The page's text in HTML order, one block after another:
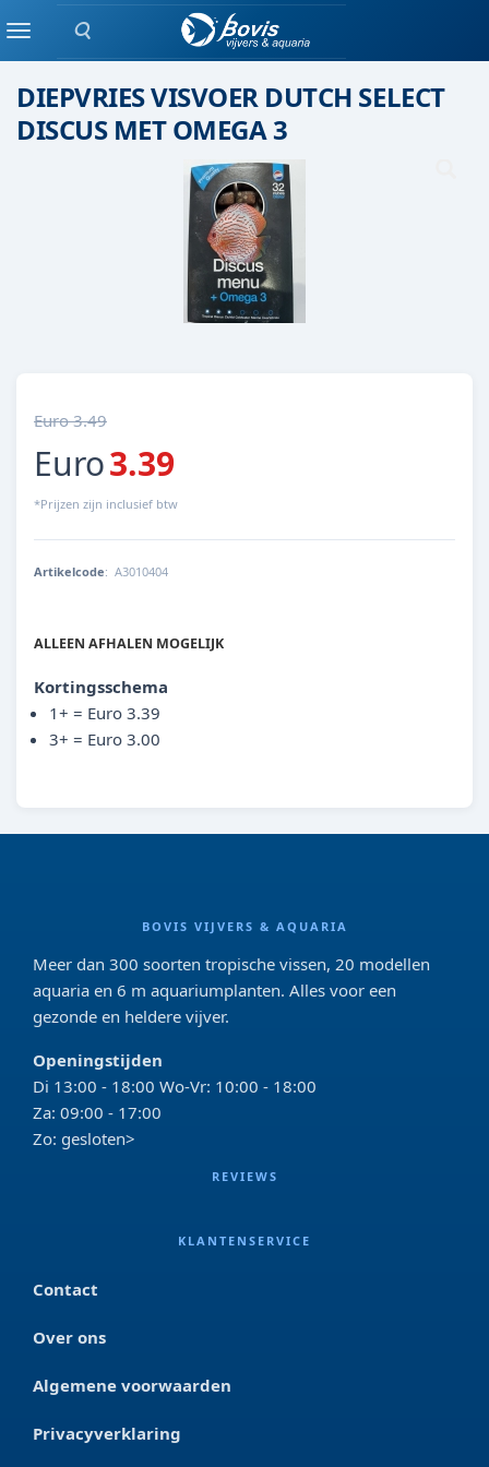
Zoeken
MenuDiepvries voer
DIEPVRIES VISVOER DUTCH SELECT
DISCUS MET OMEGA 3
Euro 3.49
Euro3.39
*Prijzen zijn inclusief btw
Artikelcode: A3010404
8715897227493
ALLEEN AFHALEN MOGELIJK
Kortingsschema
1+ = Euro 3.39
3+ = Euro 3.00
BOVIS VIJVERS & AQUARIA
Meer dan 300 soorten tropische vissen, 20 modellen
aquaria en 6 m aquariumplanten. Alles voor een
gezonde en heldere vijver.
Openingstijden
Di 13:00 - 18:00 Wo-Vr: 10:00 - 18:00
Za: 09:00 - 17:00
Zo: gesloten>
REVIEWS
KLANTENSERVICE
Contact
Over ons
Algemene voorwaarden
Privacyverklaring